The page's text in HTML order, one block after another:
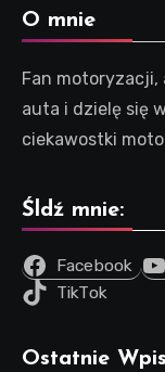
O mnie
Fan motoryzacji,
auta i dzielę się
ciekawostki
Śldź mnie:
Facebook
TikTok
Ostatnie